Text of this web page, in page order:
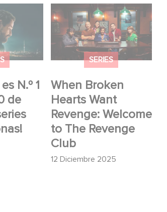
N.º 1
de
1 en
de
SERIES
When Broken
Hearts Want
Revenge: Welcome
to The Revenge
Club
12 Diciembre 2025
When Broken Hearts
Want Revenge:
Welcome to The
Revenge Club